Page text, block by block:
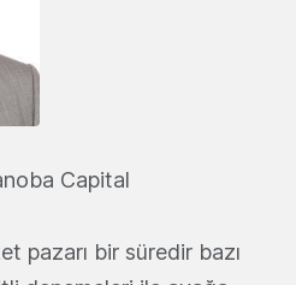
Capital
pazarı bir süredir bazı